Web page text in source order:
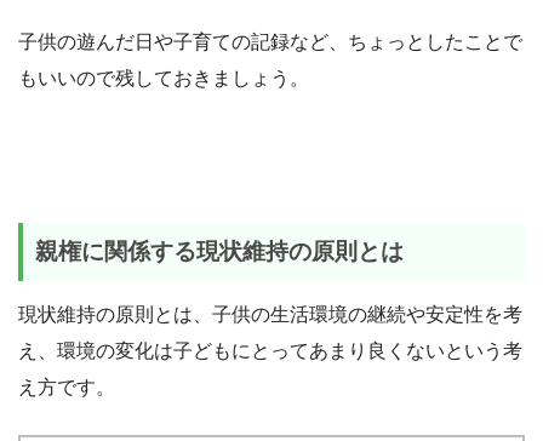
子供の遊んだ日や子育ての記録など、ちょっとしたことで
もいいので残しておきましょう。
親権に関係する現状維持の原則とは
現状維持の原則とは、子供の生活環境の継続や安定性を考
え、環境の変化は子どもにとってあまり良くないという考
え方です。